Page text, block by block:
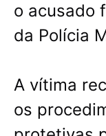
o acusado
da Polícia
A vítima
os